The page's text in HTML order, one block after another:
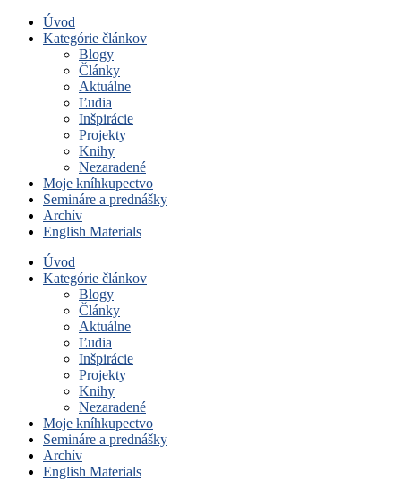
Úvod
Kategórie článkov
Blogy
Články
Aktuálne
Ľudia
Inšpirácie
Projekty
Knihy
Nezaradené
Moje kníhkupectvo
Semináre a prednášky
Archív
English Materials
Úvod
Kategórie článkov
Blogy
Články
Aktuálne
Ľudia
Inšpirácie
Projekty
Knihy
Nezaradené
Moje kníhkupectvo
Semináre a prednášky
Archív
English Materials